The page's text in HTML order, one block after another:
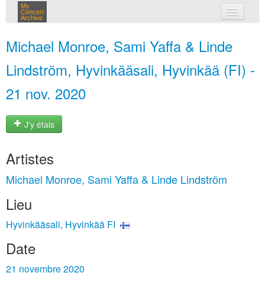
My
Concert
Archive
Michael Monroe, Sami Yaffa & Linde
Lindström, Hyvinkääsali, Hyvinkää (FI) -
21 nov. 2020
J'y étais
Artistes
Michael Monroe, Sami Yaffa & Linde Lindström
Lieu
Hyvinkääsali, Hyvinkää FI
Date
21 novembre 2020